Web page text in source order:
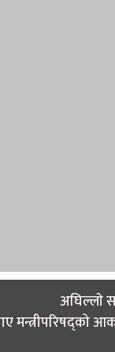
अघिल्लाे
मन्त्रीपरिषद्को